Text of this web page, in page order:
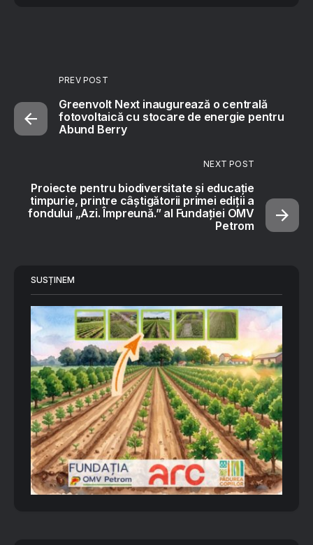
PREV POST
Greenvolt Next inaugurează o centrală
fotovoltaică cu stocare de energie pentru
Abund Berry
NEXT POST
Proiecte pentru biodiversitate și educație
timpurie, printre câștigătorii primei ediții a
fondului „Azi. Împreună.” al Fundației OMV
Petrom
SUSȚINEM